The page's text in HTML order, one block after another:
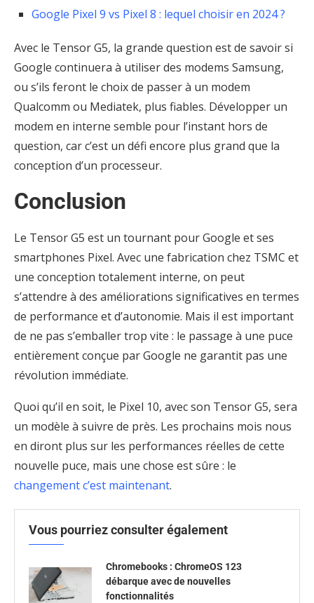
Google Pixel 9 vs Pixel 8 : lequel choisir en 2024 ?
Avec le Tensor G5, la grande question est de savoir si
Google continuera à utiliser des modems Samsung,
ou s’ils feront le choix de passer à un modem
Qualcomm ou Mediatek, plus fiables. Développer un
modem en interne semble pour l’instant hors de
question, car c’est un défi encore plus grand que la
conception d’un processeur.
Conclusion
Le Tensor G5 est un tournant pour Google et ses
smartphones Pixel. Avec une fabrication chez TSMC et
une conception totalement interne, on peut
s’attendre à des améliorations significatives en termes
de performance et d’autonomie. Mais il est important
de ne pas s’emballer trop vite : le passage à une puce
entièrement conçue par Google ne garantit pas une
révolution immédiate.
Quoi qu’il en soit, le Pixel 10, avec son Tensor G5, sera
un modèle à suivre de près. Les prochains mois nous
en diront plus sur les performances réelles de cette
nouvelle puce, mais une chose est sûre : le
changement c’est maintenant.
Vous pourriez consulter également
Chromebooks : ChromeOS 123
débarque avec de nouvelles
fonctionnalités